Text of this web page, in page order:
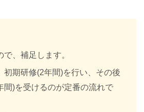
、補足します。
初期研修(2年間)を行い、その後
間)を受けるのが定番の流れで